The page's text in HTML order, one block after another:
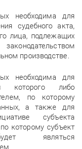
необходима для
судебного акта,
лица, подлежащих
производстве.
необходима для
которого либо
по которому
а также для
субъекта
которому субъект
являться